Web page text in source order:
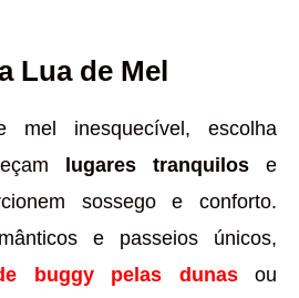
Lua de Mel
inesquecível, escolha
lugares tranquilos e
sossego e conforto.
e passeios únicos,
buggy pelas dunasou